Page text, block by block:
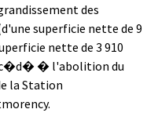
des
superficie nette de 9
nette de 3 910
� l'abolition du
la Station